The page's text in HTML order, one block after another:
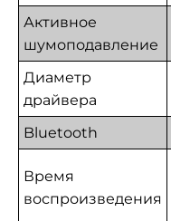
Активное
шумоподавление
Диаметр
драйвера
Bluetooth
Время
воспроизведения